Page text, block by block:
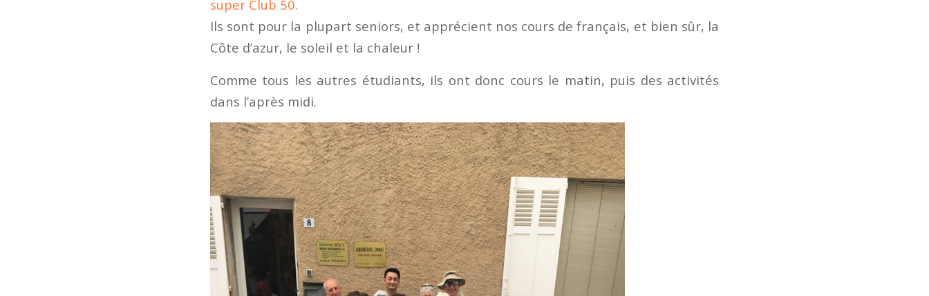
super Club 50.
Ils sont pour la plupart seniors, et apprécient nos cours de français, et bien sûr, la
Côte d’azur, le soleil et la chaleur !
Comme tous les autres étudiants, ils ont donc cours le matin, puis des activités
dans l’après midi.